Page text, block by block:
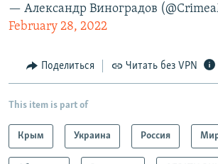
— Александр Виноградов
February 28, 2022
Поделиться Читать без VPN
This item is part of
Крым Украина Россия